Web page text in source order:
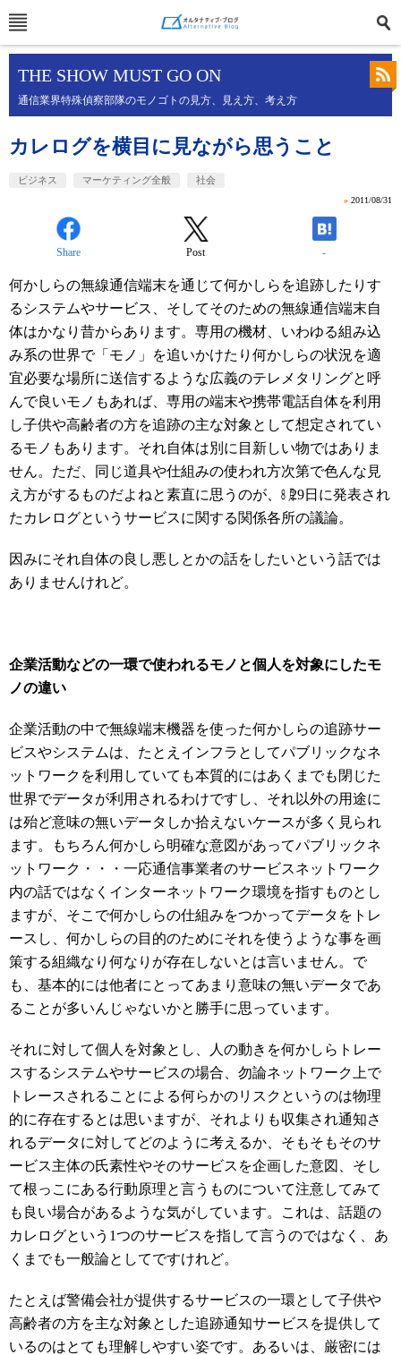
THE SHOW MUST GO ON
通信業界特殊偵察部隊のモノゴトの見方、見え方、考え方
カレログを横目に見ながら思うこと
ビジネス マーケティング全般 社会
» 2011/08/31
Share Post -
何かしらの無線通信端末を通じて何かしらを追跡したりす
るシステムやサービス、そしてそのための無線通信端末自
体はかなり昔からあります。専用の機材、いわゆる組み込
み系の世界で「モノ」を追いかけたり何かしらの状況を適
宜必要な場所に送信するような広義のテレメタリングと呼
んで良いモノもあれば、専用の端末や携帯電話自体を利用
し子供や高齢者の方を追跡の主な対象として想定されてい
るモノもあります。それ自体は別に目新しい物ではありま
せん。ただ、同じ道具や仕組みの使われ方次第で色んな見
え方がするものだよねと素直に思うのが、㋇29日に発表され
たカレログというサービスに関する関係各所の議論。
因みにそれ自体の良し悪しとかの話をしたいという話では
ありませんけれど。
企業活動などの一環で使われるモノと個人を対象にしたモ
ノの違い
企業活動の中で無線端末機器を使った何かしらの追跡サー
ビスやシステムは、たとえインフラとしてパブリックなネ
ットワークを利用していても本質的にはあくまでも閉じた
世界でデータが利用されるわけですし、それ以外の用途に
は殆ど意味の無いデータしか拾えないケースが多く見られ
ます。もちろん何かしら明確な意図があってパブリックネ
ットワーク・・・一応通信事業者のサービスネットワーク
内の話ではなくインターネットワーク環境を指すものとし
ますが、そこで何かしらの仕組みをつかってデータをトレ
ースし、何かしらの目的のためにそれを使うような事を画
策する組織なり何なりが存在しないとは言いません。で
も、基本的には他者にとってあまり意味の無いデータであ
ることが多いんじゃないかと勝手に思っています。
それに対して個人を対象とし、人の動きを何かしらトレー
スするシステムやサービスの場合、勿論ネットワーク上で
トレースされることによる何らかのリスクというのは物理
的に存在するとは思いますが、それよりも収集され通知さ
れるデータに対してどのように考えるか、そもそもそのサ
ービス主体の氏素性やそのサービスを企画した意図、そし
て根っこにある行動原理と言うものについて注意してみて
も良い場合があるような気がしています。これは、話題の
カレログという1つのサービスを指して言うのではなく、あ
くまでも一般論としてですけれど。
たとえば警備会社が提供するサービスの一環として子供や
高齢者の方を主な対象とした追跡通知サービスを提供して
いるのはとても理解しやすい姿です。あるいは、厳密には